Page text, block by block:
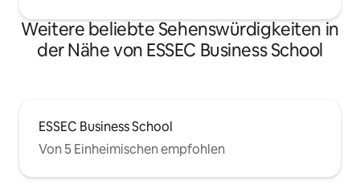
Weitere beliebte Sehenswürdigkeiten in
der Nähe von ESSEC Business School
ESSEC Business School
Von 5 Einheimischen empfohlen